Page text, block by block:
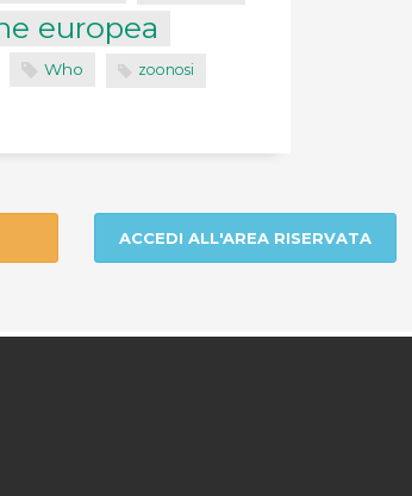
europea
Who zoonosi
ACCEDI ALL'AREA RISERVATA